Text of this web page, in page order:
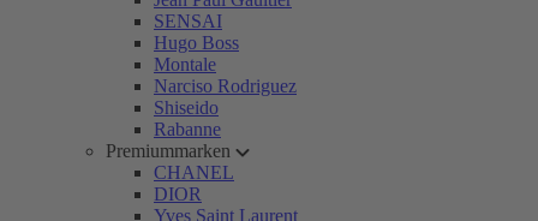
SENSAI
Hugo Boss
Montale
Narciso Rodriguez
Shiseido
Rabanne
Premiummarken
CHANEL
DIOR
Yves Saint Laurent